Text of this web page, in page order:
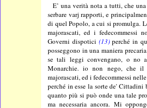
E’ una verità nota a tutti, che
serbare varj rapporti, e
di quel Popolo, a cui si promulga.
majorascati, ed i fedecommessi
Governi dispotici (13) perché in
posseggono in una maniera
se tali leggi convengano, o no
Monarchie. io non nego, che il
majorascati, ed i fedecommessi
perché in esse la sorte de'
quanto più si può onde una tale
ma necessaria ancora. Mi